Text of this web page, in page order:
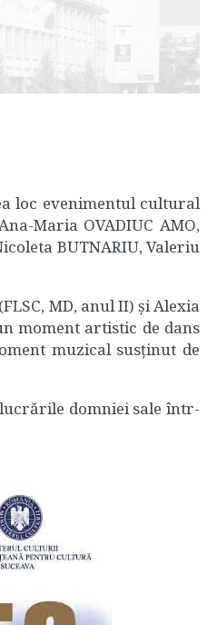
loc evenimentul cultural
Maria OVADIUC AMO,
BUTNARIU, Valeriu
MD, anul II) și Alexia
moment artistic de dans
muzical susținut de
lucrările domniei sale într-